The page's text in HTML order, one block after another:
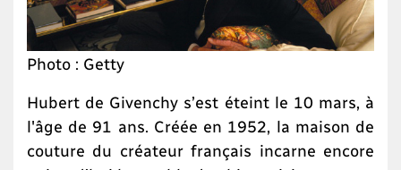
Photo : Getty
Hubert de Givenchy s’est éteint le 10 mars, à
l'âge de 91 ans. Créée en 1952, la maison de
couture du créateur français incarne encore